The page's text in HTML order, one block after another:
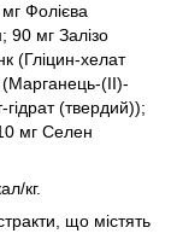
Фолієва
90 мг Залізо
(Гліцин-хелат
(Марганець-(II)-
(твердий));
мг Селен
кг.
що містять